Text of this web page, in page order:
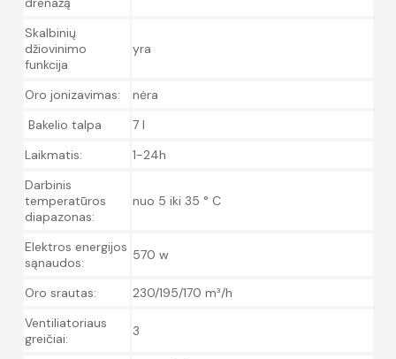
Skalbinių
džiovinimo
funkcija
yra
Oro jonizavimas:
nėra
Bakelio talpa
7 l
Laikmatis:
1-24h
Darbinis
temperatūros
diapazonas:
nuo 5 iki 35 ° C
Elektros energijos
sąnaudos:
570 w
Oro srautas:
230/195/170 m³/h
Ventiliatoriaus
greičiai:
3